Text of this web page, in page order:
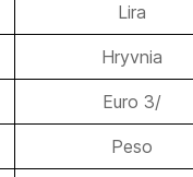
Lira
Hryvnia
Euro 3/
Peso